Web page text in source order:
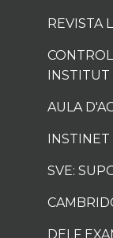
REVISTA
INSTITUT
AULA
INSTINET
SVE:
DELF